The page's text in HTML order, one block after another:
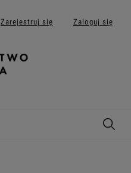
Zarejestruj się Zaloguj się